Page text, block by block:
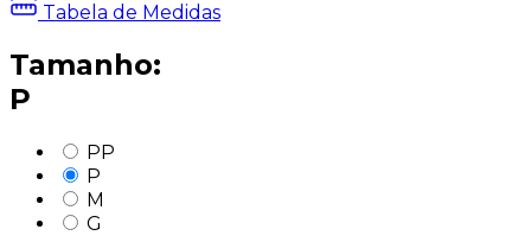
Tabela de Medidas
Tamanho:
P
PP
P
M
G